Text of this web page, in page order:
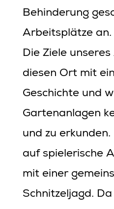
Behinderung
Arbeitsplätze an.
Die Ziele
diesen Ort mit
Geschichte und
Gartenanlagen
und zu erkunden.
auf spielerische
mit einer
Schnitzeljagd.